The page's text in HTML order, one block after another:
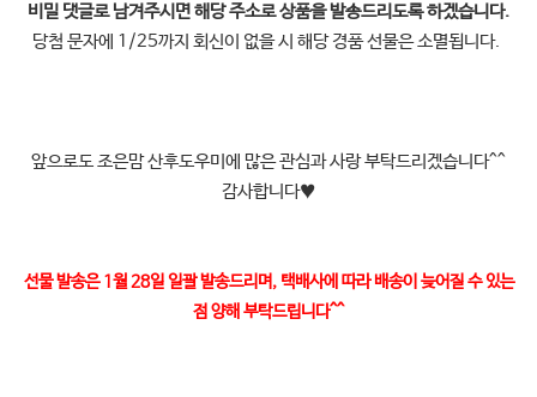
비밀 댓글로 남겨주시면 해당 주소로 상품을 발송드리도록 하겠습니다.
당첨 문자에 1/25까지 회신이 없을 시 해당 경품 선물은 소멸됩니다.
앞으로도 조은맘 산후도우미에 많은 관심과 사랑 부탁드리겠습니다^^
감사합니다♥
선물 발송은 1월 28일 일괄 발송드리며, 택배사에 따라 배송이 늦어질 수 있는
점 양해 부탁드립니다^^